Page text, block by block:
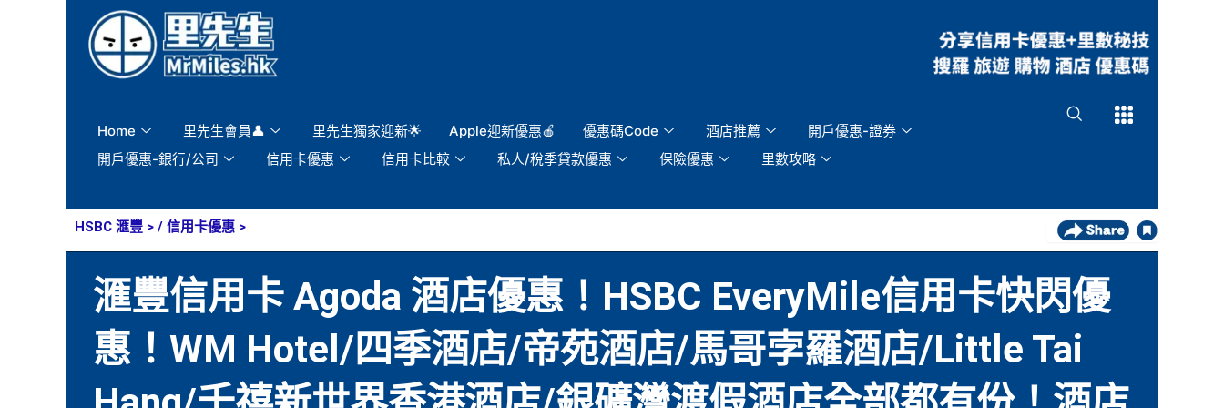
Home 里先生會員👤 里先生獨家迎新🌟 Apple迎新優惠🍎 優惠碼Code 酒店推薦
開戶優惠-證券
開戶優惠-銀行/公司
信用卡優惠 信用卡比較 私人/稅季貸款優惠 保險優惠 里數攻略
Open
HSBC 滙豐 > / 信用卡優惠 >
滙豐信用卡 Agoda 酒店優惠！HSBC EveryMile信用卡快閃優
惠！WM Hotel/四季酒店/帝苑酒店/馬哥孛羅酒店/Little Tai